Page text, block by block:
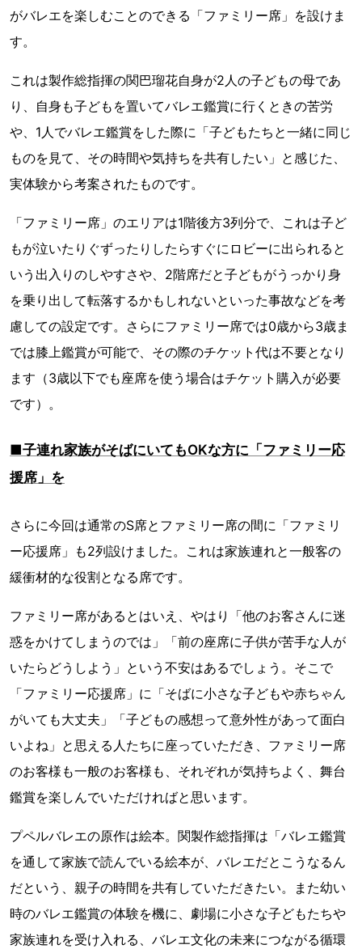
がバレエを楽しむことのできる「ファミリー席」を設けま
す。
これは製作総指揮の関巴瑠花自身が2人の子どもの母であ
り、自身も子どもを置いてバレエ鑑賞に行くときの苦労
や、1人でバレエ鑑賞をした際に「子どもたちと一緒に同じ
ものを見て、その時間や気持ちを共有したい」と感じた、
実体験から考案されたものです。
「ファミリー席」のエリアは1階後方3列分で、これは子ど
もが泣いたりぐずったりしたらすぐにロビーに出られると
いう出入りのしやすさや、2階席だと子どもがうっかり身
を乗り出して転落するかもしれないといった事故などを考
慮しての設定です。さらにファミリー席では0歳から3歳ま
では膝上鑑賞が可能で、その際のチケット代は不要となり
ます（3歳以下でも座席を使う場合はチケット購入が必要
です）。
■子連れ家族がそばにいてもOKな方に「ファミリー応
援席」を
さらに今回は通常のS席とファミリー席の間に「ファミリ
ー応援席」も2列設けました。これは家族連れと一般客の
緩衝材的な役割となる席です。
ファミリー席があるとはいえ、やはり「他のお客さんに迷
惑をかけてしまうのでは」「前の座席に子供が苦手な人が
いたらどうしよう」という不安はあるでしょう。そこで
「ファミリー応援席」に「そばに小さな子どもや赤ちゃん
がいても大丈夫」「子どもの感想って意外性があって面白
いよね」と思える人たちに座っていただき、ファミリー席
のお客様も一般のお客様も、それぞれが気持ちよく、舞台
鑑賞を楽しんでいただければと思います。
プペルバレエの原作は絵本。関製作総指揮は「バレエ鑑賞
を通して家族で読んでいる絵本が、バレエだとこうなるん
だという、親子の時間を共有していただきたい。また幼い
時のバレエ鑑賞の体験を機に、劇場に小さな子どもたちや
家族連れを受け入れる、バレエ文化の未来につながる循環